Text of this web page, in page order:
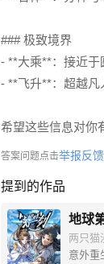
### 极致境界
- **大乘**：接近于
- **飞升**：超越凡
希望这些信息对你
答案问题点击举报反馈
提到的作品
地球
两只猫
意外重